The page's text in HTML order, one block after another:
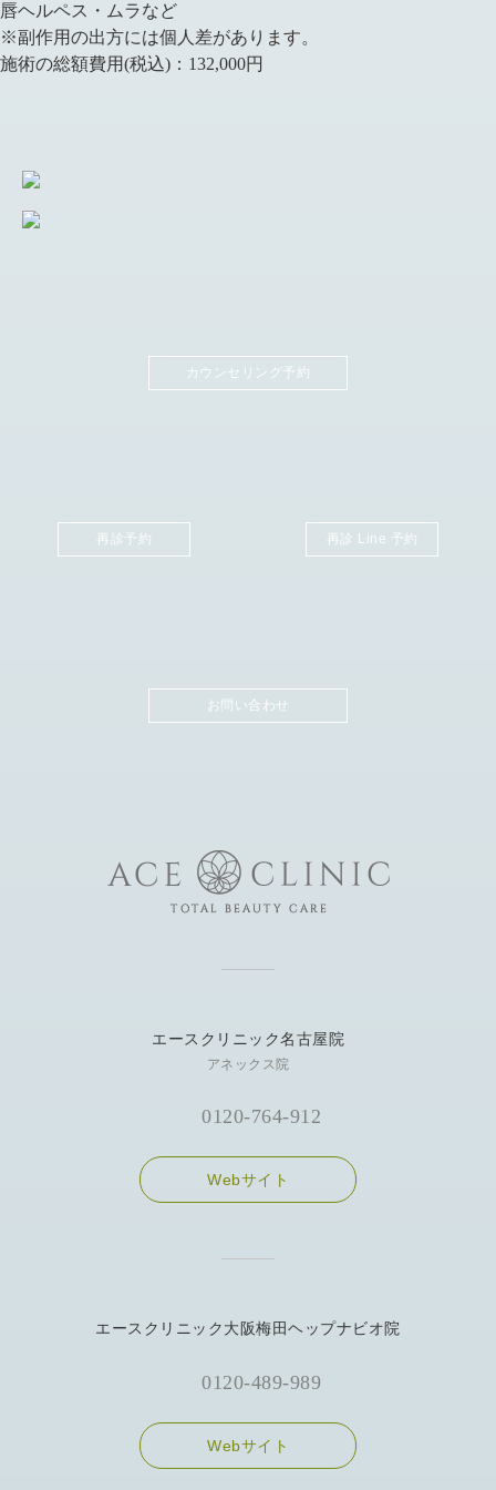
唇ヘルペス・ムラなど
※副作用の出方には個人差があります。
施術の総額費用(税込)： 132,000円
カウンセリング予約
再診予約 再診 Line 予約
お問い合わせ
エースクリニック名古屋院
アネックス院
0120-764-912
Webサイト
エースクリニック大阪梅田ヘップナビオ院
0120-489-989
Webサイト